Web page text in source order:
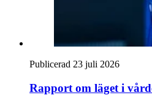
Publicerad 23 juli 2026
Rapport om läget i